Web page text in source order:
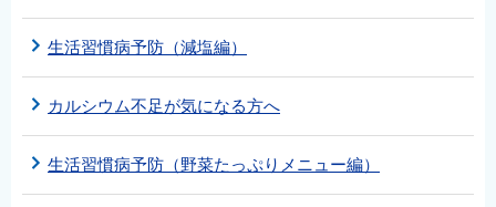
生活習慣病予防（減塩編）
カルシウム不足が気になる方へ
生活習慣病予防（野菜たっぷりメニュー編）